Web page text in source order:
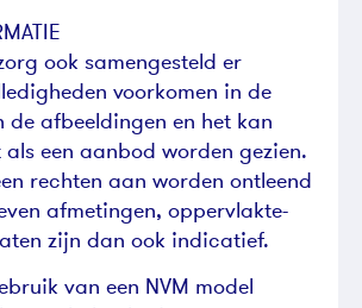
ook samengesteld er
voorkomen in de
de afbeeldingen en het kan
een aanbod worden gezien.
rechten aan worden ontleend
afmetingen, oppervlakte-
zijn dan ook indicatief.
van een NVM model